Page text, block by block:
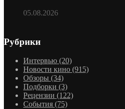
05.08.2026
Рубрики
Интервью (20)
Новости кино (915)
Обзоры (34)
Подборки (3)
Рецензии (122)
События (75)